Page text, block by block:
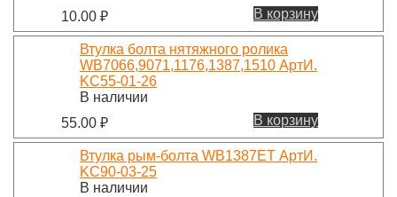
10.00 ₽ В корзину
Втулка болта нятяжного ролика
WB7066,9071,1176,1387,1510 АртИ.
KC55-01-26
В наличии
55.00 ₽ В корзину
Втулка рым-болта WB1387ET АртИ.
KC90-03-25
В наличии